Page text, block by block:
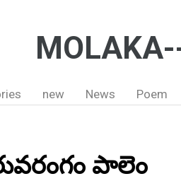
new News Poem
పాలెం